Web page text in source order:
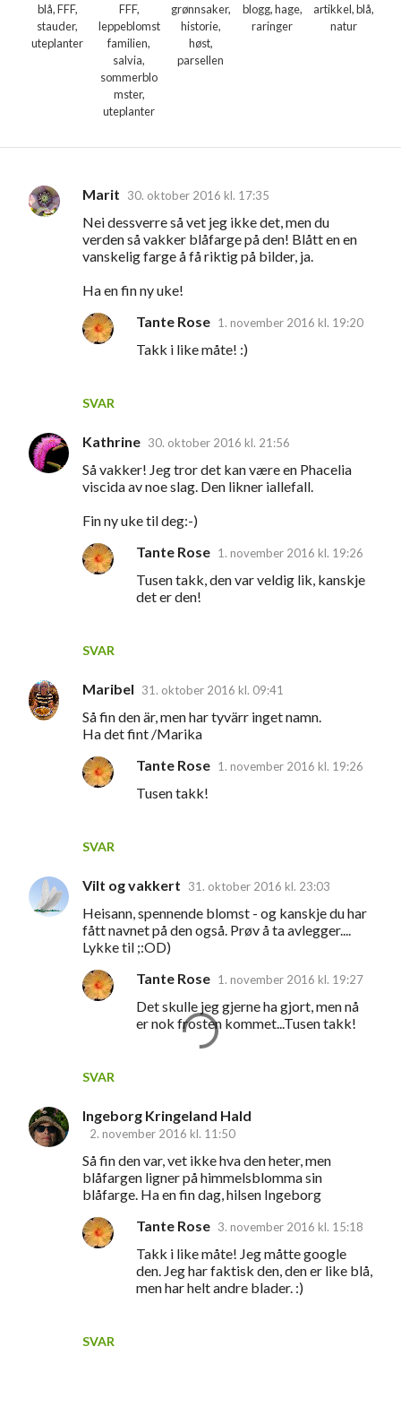
blå, FFF,
stauder,
uteplanter
FFF,
leppeblomst
familien,
salvia,
sommerblo
mster,
uteplanter
grønnsaker,
historie,
høst,
parsellen
blogg, hage,
raringer
artikkel, blå,
natur
K
r
Marit 30. oktober 2016 kl. 17:35
Nei dessverre så vet jeg ikke det, men du
verden så vakker blåfarge på den! Blått en en
vanskelig farge å få riktig på bilder, ja.
Ha en fin ny uke!
SVAR
Tante Rose 1. november 2016 kl. 19:20
Takk i like måte! :)
Kathrine 30. oktober 2016 kl. 21:56
Så vakker! Jeg tror det kan være en Phacelia
viscida av noe slag. Den likner iallefall.
Fin ny uke til deg:-)
SVAR
Tante Rose 1. november 2016 kl. 19:26
Tusen takk, den var veldig lik, kanskje
det er den!
Maribel 31. oktober 2016 kl. 09:41
Så fin den är, men har tyvärr inget namn.
Ha det fint /Marika
SVAR
Tante Rose 1. november 2016 kl. 19:26
Tusen takk!
Vilt og vakkert 31. oktober 2016 kl. 23:03
Heisann, spennende blomst - og kanskje du har
fått navnet på den også. Prøv å ta avlegger....
Lykke til ;:OD)
SVAR
Tante Rose 1. november 2016 kl. 19:27
Det skulle jeg gjerne ha gjort, men nå
er nok frosten kommet...Tusen takk!
Ingeborg Kringeland Hald
2. november 2016 kl. 11:50
Så fin den var, vet ikke hva den heter, men
blåfargen ligner på himmelsblomma sin
blåfarge. Ha en fin dag, hilsen Ingeborg
SVAR
Tante Rose 3. november 2016 kl. 15:18
Takk i like måte! Jeg måtte google
den. Jeg har faktisk den, den er like blå,
men har helt andre blader. :)